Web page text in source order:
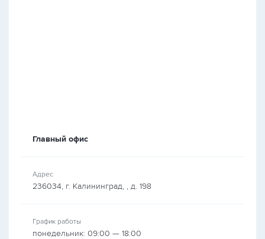
Главный офис
Адрес
236034, г. Калининград, , д. 198
График работы
понедельник: 09:00 — 18:00